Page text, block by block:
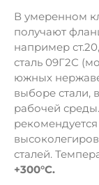
В умеренном
получают
например
сталь 09Г2С
южных
выборе стали,
рабочей
сталей.
+300°C.